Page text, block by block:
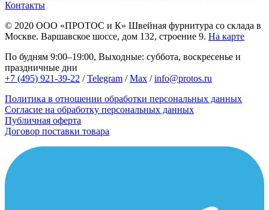
Контакты
© 2020 ООО «ПРОТОС и К» Швейная фурнитура со склада в
Москве. Варшавское шоссе, дом 132, строение 9. На карте
По будням 9:00–19:00, Выходные: суббота, воскресенье и
праздничные дни
+7 (495) 921-39-22 /Telegram /Max /info@protos.ru
Политика в отношении обработки персональных данных
Согласие на обработку персональных данных
Публичная оферта
Договор поставки товара